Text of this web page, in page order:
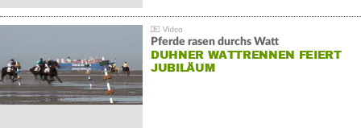
Pferde rasen durchs Watt
DUHNER WATTRENNEN FEIERT
JUBILÄUM